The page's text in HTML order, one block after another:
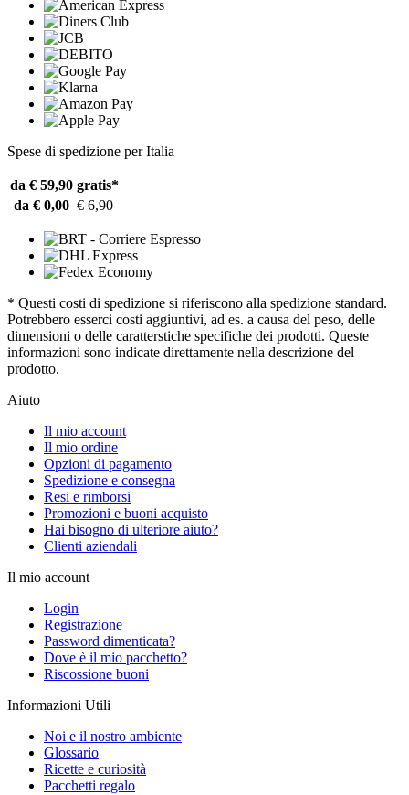
Spese di spedizione per Italia
da € 59,90 gratis*
da € 0,00 € 6,90
* Questi costi di spedizione si riferiscono alla spedizione standard.
Potrebbero esserci costi aggiuntivi, ad es. a causa del peso, delle
dimensioni o delle caratterstiche specifiche dei prodotti. Queste
informazioni sono indicate direttamente nella descrizione del
prodotto.
Aiuto
Il mio account
Il mio ordine
Opzioni di pagamento
Spedizione e consegna
Resi e rimborsi
Promozioni e buoni acquisto
Hai bisogno di ulteriore aiuto?
Clienti aziendali
Il mio account
Login
Registrazione
Password dimenticata?
Dove è il mio pacchetto?
Riscossione buoni
Informazioni Utili
Noi e il nostro ambiente
Glossario
Ricette e curiosità
Pacchetti regalo